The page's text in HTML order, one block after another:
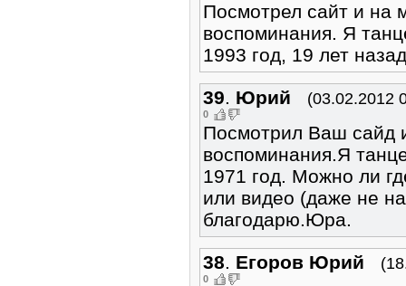
Посмотрел сайт и на
воспоминания. Я
1993 год, 19 лет
39. Юрий (03.02.2012
0
Посмотрил Ваш сайд
воспоминания.Я
1971 год. Можно ли
или видео (даже не
благодарю.Юра.
38. Егоров Юрий
0